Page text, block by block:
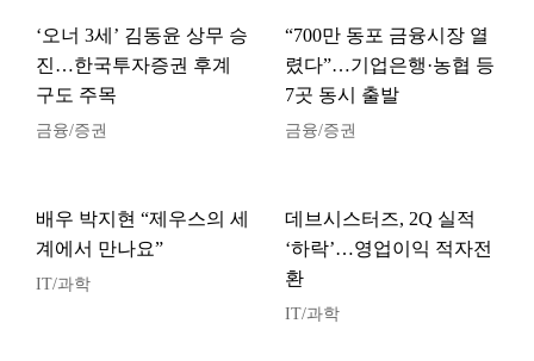
‘오너 3세’ 김동윤 상무 승
진…한국투자증권 후계
구도 주목
금융/증권
“700만 동포 금융시장 열
렸다”…기업은행·농협 등
7곳 동시 출발
금융/증권
배우 박지현 “제우스의 세
계에서 만나요”
IT/과학
데브시스터즈, 2Q 실적
‘하락’…영업이익 적자전
환
IT/과학